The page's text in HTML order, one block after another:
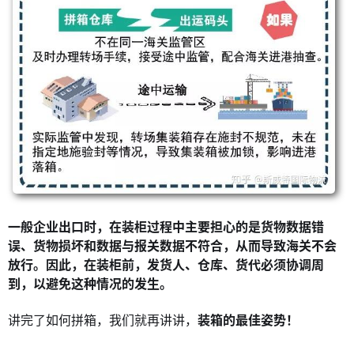
一般企业出口时，在装柜过程中主要担心的是货物数据错
误、货物损坏和数据与报关数据不符合，从而导致海关不会
放行。因此，在装柜前，发货人、仓库、货代必须协调周
到，以避免这种情况的发生。
讲完了如何拼箱，我们就再讲讲， 装箱的最佳姿势！